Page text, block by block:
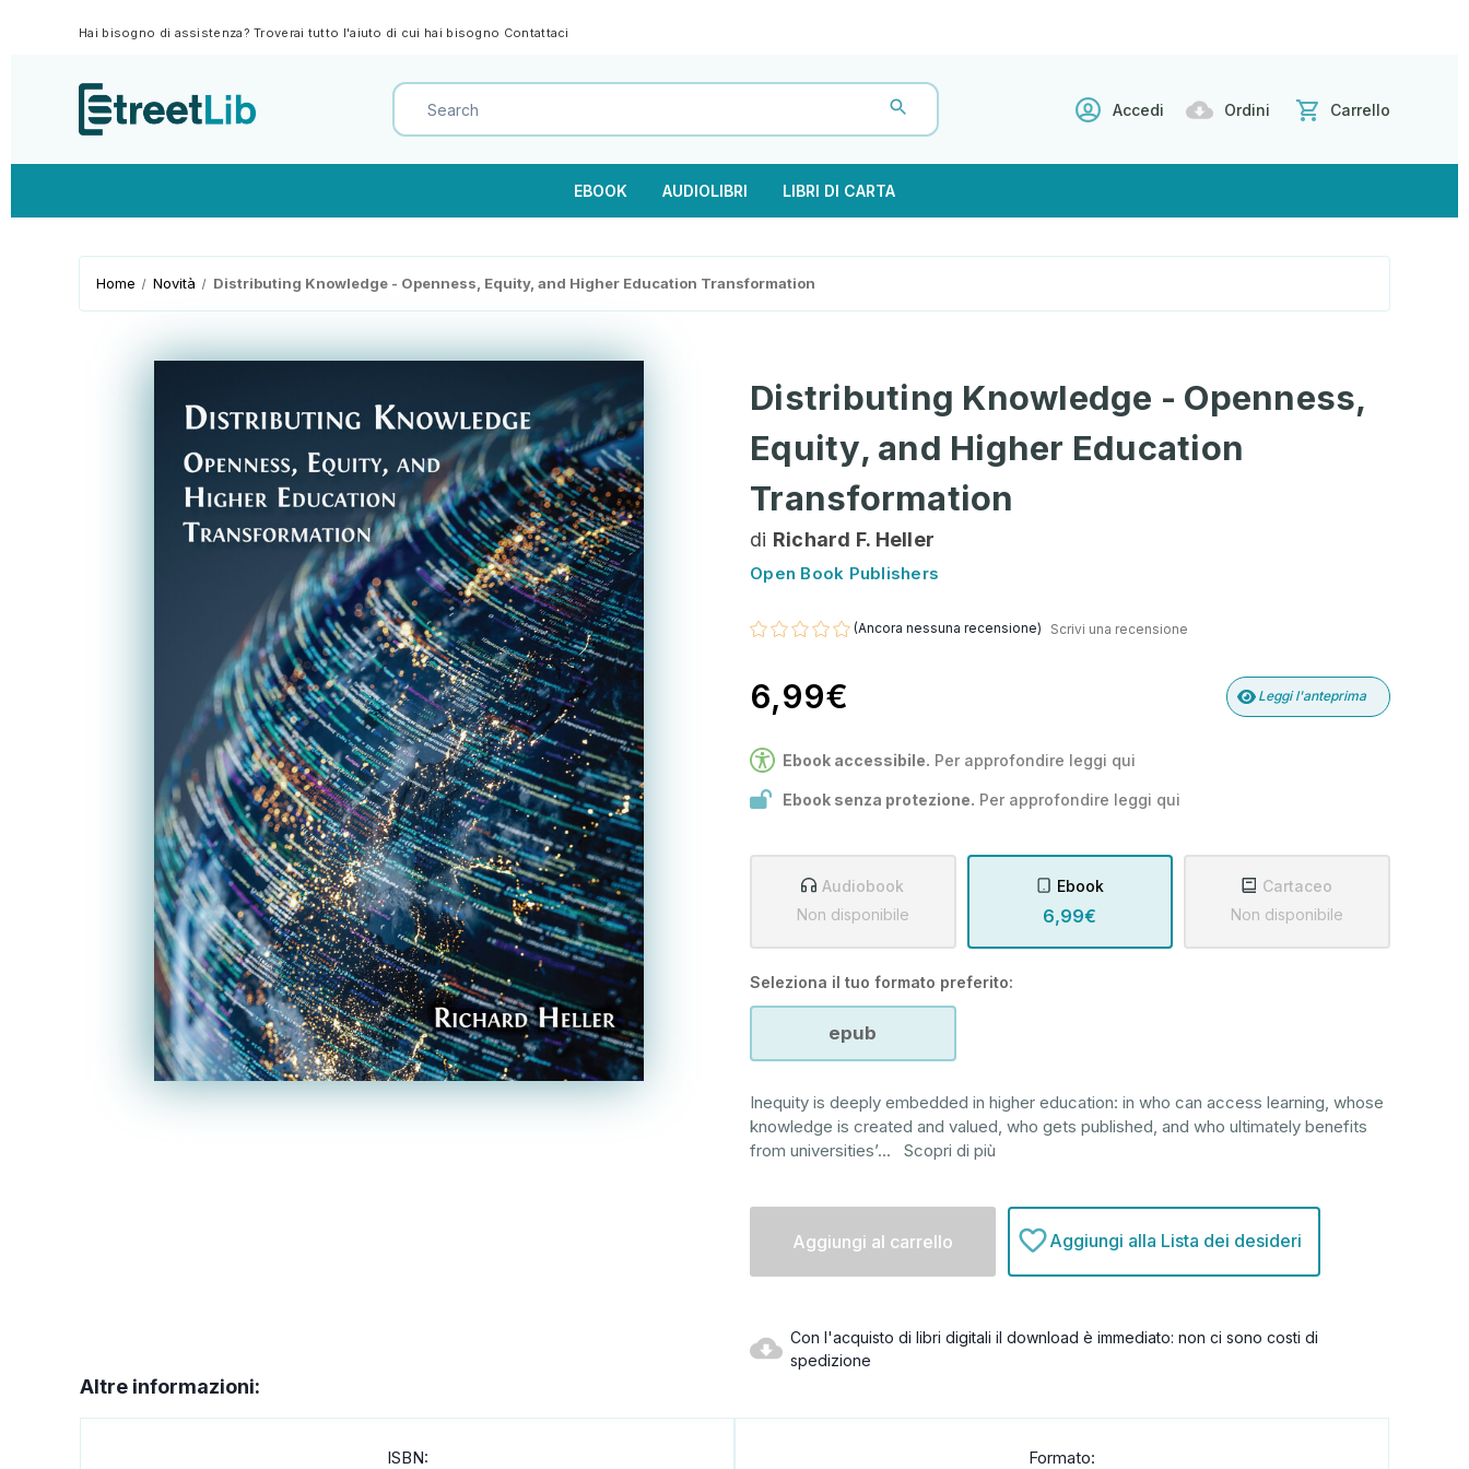
Hai bisogno di assistenza? Troverai tutto l'aiuto di cui hai bisogno Contattaci
Accedi Ordini Carrello
EBOOK AUDIOLIBRI LIBRI DI CARTA
Home Novità Distributing Knowledge - Openness, Equity, and Higher Education Transformation
Distributing Knowledge - Openness,
Equity, and Higher Education
Transformation
di Richard F. Heller
Open Book Publishers
(Ancora nessuna recensione) Scrivi una recensione
6,99€ Leggi l'anteprima
Ebook senza protezione. Per approfondire leggi qui
Ebook accessibile. Per approfondire leggi qui
Audiobook
Non disponibile
Ebook
6,99€
Cartaceo
Non disponibile
Seleziona il tuo formato preferito:
epub
Inequity is deeply embedded in higher education: in who can access learning, whose
knowledge is created and valued, who gets published, and who ultimately benefits
from universities’... Scopri di più
attuale:
Aggiungi alla Lista dei desideri
Con l'acquisto di libri digitali il download è immediato: non ci sono costi di
spedizione
Altre informazioni:
ISBN: Formato: